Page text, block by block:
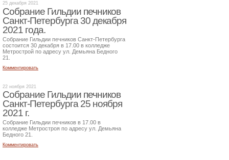
25 декабря 2021
Собрание Гильдии печников
Санкт-Петербурга 30 декабря
2021 года.
Собрание Гильдии печников Санкт-Петербурга
состоится 30 декабря в 17.00 в колледже
Метрострой по адресу ул. Демьяна Бедного
21.
Комментировать
22 ноября 2021
Собрание Гильдии печников
Санкт-Петербурга 25 ноября
2021 г.
Собрание Гильдии печников в 17.00 в
колледже Метростроя по адресу ул. Демьяна
Бедного 21.
Комментировать